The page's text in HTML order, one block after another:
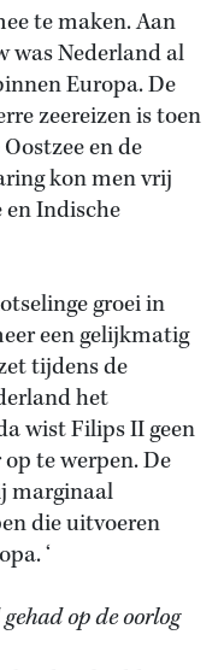
te maken. Aan
was Nederland al
Europa. De
zeereizen is toen
en de
kon men vrij
Indische
groei in
een gelijkmatig
tijdens de
het
wist Filips II geen
te werpen. De
marginaal
die uitvoeren
‘
op de oorlog